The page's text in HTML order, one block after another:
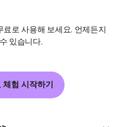
료로 사용해 보세요. 언제든지
있습니다.
체험 시작하기